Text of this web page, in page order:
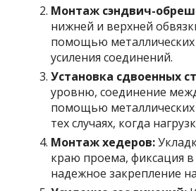
Монтаж сэндвич-
нижней и верхней
помощью металлических
усиления соединений.
Установка сдвоенных
уровню, соединение
помощью металлических
тех случаях, когда
Монтаж хедеров:
краю проема, фиксация в
надежное закрепление